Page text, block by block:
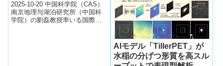
Average Farm Size May
Triple by 2100 Amid
Rural Population
2025-10-20 中国科学院（CAS）
南京地理与湖泊研究所（中国科
学院）の劉磊教授率いる国際研
AIモデル「TillerPET」が
水稲の分げつ形質を高スル